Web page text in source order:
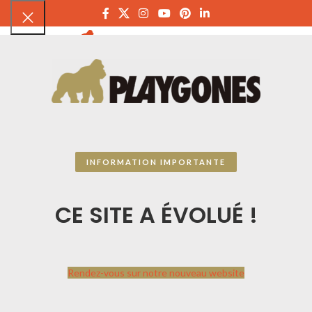
INFORMATION IMPORTANTE
CE SITE A ÉVOLUÉ !
Rendez-vous sur notre nouveau website